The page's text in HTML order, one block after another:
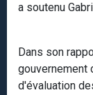
a soutenu
Dans son
gouvernement
d'évaluation